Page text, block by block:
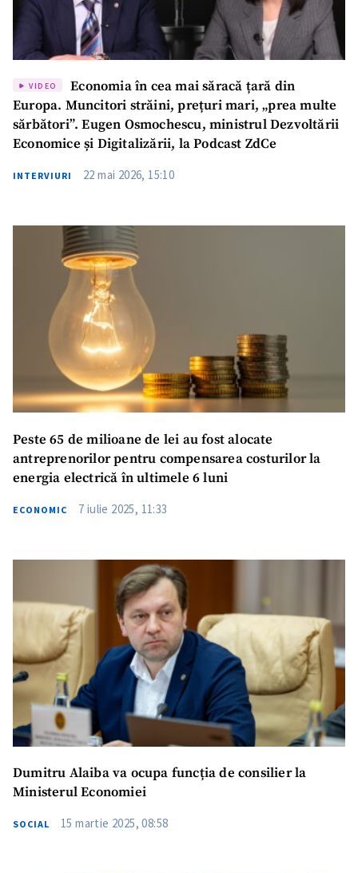
VIDEO
Economia în cea mai săracă țară din
Europa. Muncitori străini, prețuri mari, „prea multe
sărbători”. Eugen Osmochescu, ministrul Dezvoltării
Economice și Digitalizării, la Podcast ZdCe
INTERVIURI 22 mai 2026, 15:10
Peste 65 de milioane de lei au fost alocate
antreprenorilor pentru compensarea costurilor la
energia electrică în ultimele 6 luni
ECONOMIC 7 iulie 2025, 11:33
Dumitru Alaiba va ocupa funcția de consilier la
Ministerul Economiei
SOCIAL 15 martie 2025, 08:58